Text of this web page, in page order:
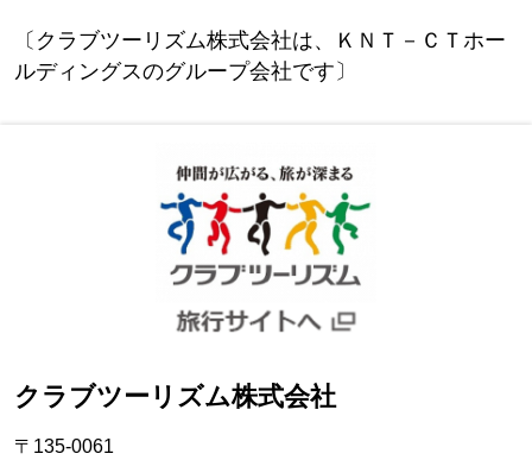
〔クラブツーリズム株式会社は、ＫＮＴ－ＣＴホー
ルディングスのグループ会社です〕
クラブツーリズム株式会社
〒135-0061